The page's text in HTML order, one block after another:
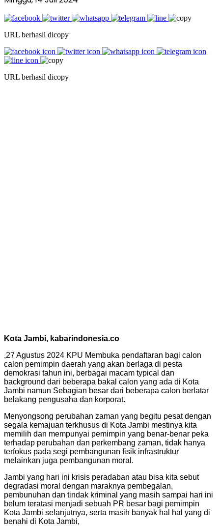
URL berhasil dicopy
URL berhasil dicopy
Kota Jambi, kabarindonesia.co
,27 Agustus 2024 KPU Membuka pendaftaran bagi calon
calon pemimpin daerah yang akan berlaga di pesta
demokrasi tahun ini, berbagai macam typical dan
background dari beberapa bakal calon yang ada di Kota
Jambi namun Sebagian besar dari beberapa calon berlatar
belakang pengusaha dan korporat.
Menyongsong perubahan zaman yang begitu pesat dengan
segala kemajuan terkhusus di Kota Jambi mestinya kita
memilih dan mempunyai pemimpin yang benar-benar peka
terhadap perubahan dan perkembang zaman, tidak hanya
terfokus pada segi pembangunan fisik infrastruktur
melainkan juga pembangunan moral.
Jambi yang hari ini krisis peradaban atau bisa kita sebut
degradasi moral dengan maraknya pembegalan,
pembunuhan dan tindak kriminal yang masih sampai hari ini
belum teratasi menjadi sebuah PR besar bagi pemimpin
Kota Jambi selanjutnya, serta masih banyak hal hal yang di
benahi di Kota Jambi,